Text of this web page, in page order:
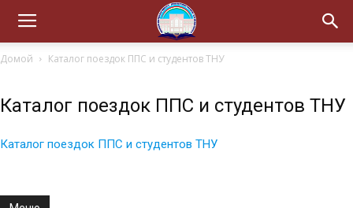
Домой Каталог поездок ППС и студентов ТНУ
Каталог поездок ППС и студентов ТНУ
Каталог поездок ППС и студентов ТНУ